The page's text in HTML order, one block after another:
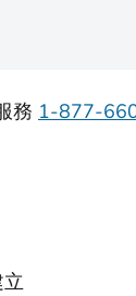
務 1-877-